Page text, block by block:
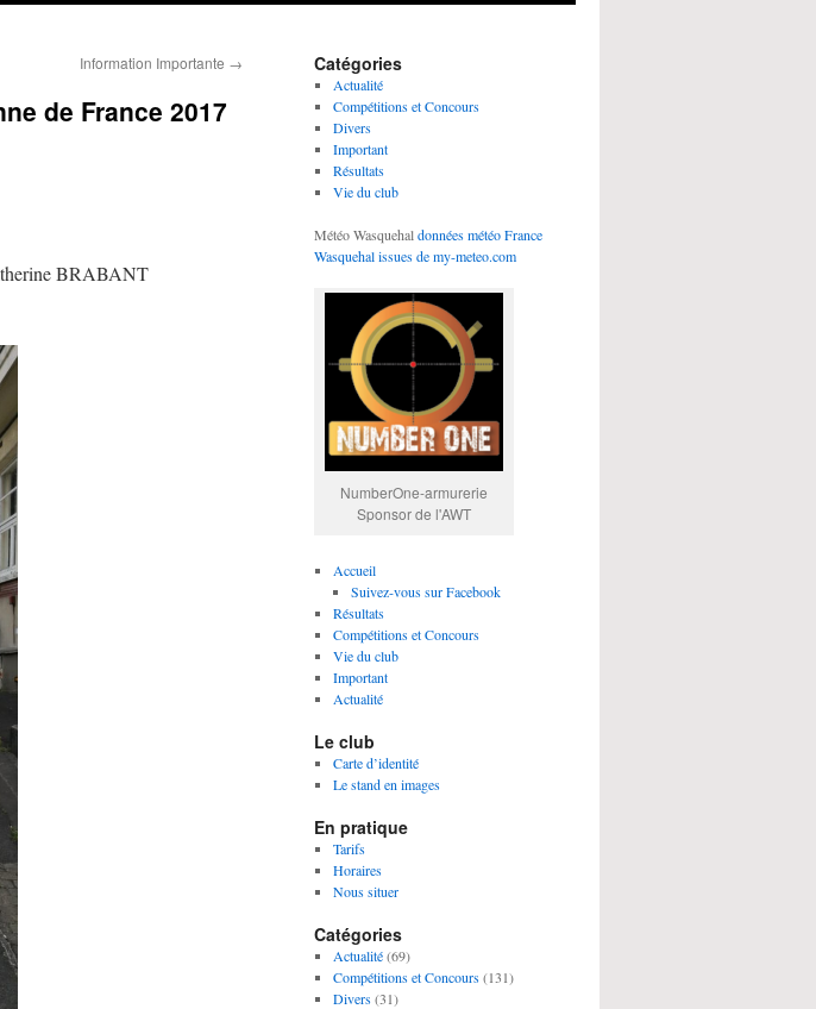
Information Importante →
de France 2017
BRABANT
Catégories
Actualité
Compétitions et Concours
Divers
Important
Résultats
Vie du club
Météo Wasquehaldonnées météo France
Wasquehal issues de my-meteo.com
NumberOne-armurerie
Sponsor de l'AWT
Accueil
Suivez-vous sur Facebook
Résultats
Compétitions et Concours
Vie du club
Important
Actualité
Le club
Carte d’identité
Le stand en images
En pratique
Tarifs
Horaires
Nous situer
Catégories
Actualité(69)
Compétitions et Concours(131)
Divers(31)